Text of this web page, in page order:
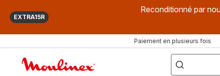
EXTRA15R
Reconditionné par
Paiement en plusieurs fois
["Que
recherchez-
vous
?",